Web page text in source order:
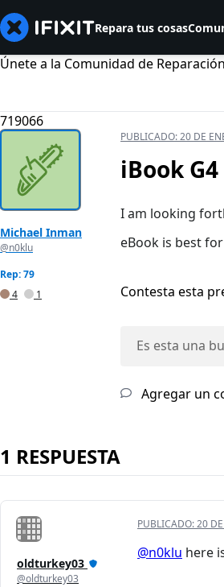
Repara tus cosas
Únete a la Comunidad de
719066
Michael Inman
@n0klu
Rep: 79
4
1
PUBLICADO:20 DE
iBook
I am looking
eBook is best
Contesta esta
Es esta una
Agregar un
1 RESPUESTA
oldturkey03
@oldturkey03
PUBLICADO:20
@n0klu here